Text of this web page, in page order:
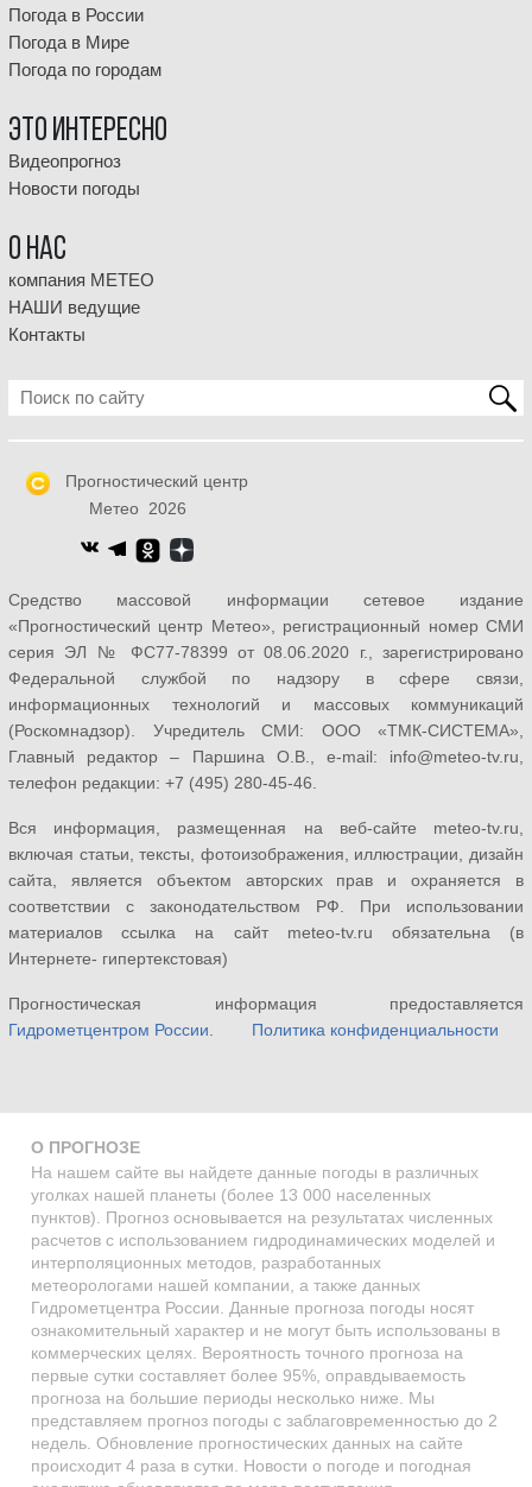
Погода в России
Погода в Мире
Погода по городам
Это интересно
Видеопрогноз
Новости погоды
О НАС
компания МЕТЕО
НАШИ ведущие
Контакты
Прогностический центр
Метео 2026
Средство массовой информации сетевое издание
«Прогностический центр Метео», регистрационный номер СМИ
серия ЭЛ № ФС77-78399 от 08.06.2020 г., зарегистрировано
Федеральной службой по надзору в сфере связи,
информационных технологий и массовых коммуникаций
(Роскомнадзор). Учредитель СМИ: ООО «ТМК-СИСТЕМА»,
Главный редактор – Паршина О.В., e-mail: info@meteo-tv.ru,
телефон редакции: +7 (495) 280-45-46.
Вся информация, размещенная на веб-сайте meteo-tv.ru,
включая статьи, тексты, фотоизображения, иллюстрации, дизайн
сайта, является объектом авторских прав и охраняется в
соответствии с законодательством РФ. При использовании
материалов ссылка на сайт meteo-tv.ru обязательна (в
Интернете- гипертекстовая)
Прогностическая информация предоставляется
Гидрометцентром России
Политика конфиденциальности
О ПРОГНОЗЕ
На нашем сайте вы найдете данные погоды в различных
уголках нашей планеты (более 13 000 населенных
пунктов). Прогноз основывается на результатах численных
расчетов с использованием гидродинамических моделей и
интерполяционных методов, разработанных
метеорологами нашей компании, а также данных
Гидрометцентра России. Данные прогноза погоды носят
ознакомительный характер и не могут быть использованы в
коммерческих целях. Вероятность точного прогноза на
первые сутки составляет более 95%, оправдываемость
прогноза на большие периоды несколько ниже. Мы
представляем прогноз погоды с заблаговременностью до 2
недель. Обновление прогностических данных на сайте
происходит 4 раза в сутки. Новости о погоде и погодная